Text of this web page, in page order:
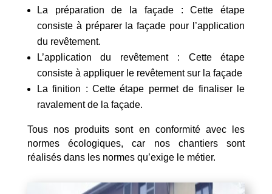
La préparation de la façade : Cette étape
consiste à préparer la façade pour l’application
du revêtement.
L’application du revêtement : Cette étape
consiste à appliquer le revêtement sur la façade
La finition : Cette étape permet de finaliser le
ravalement de la façade.
Tous nos produits sont en conformité avec les
normes écologiques, car nos chantiers sont
réalisés dans les normes qu’exige le métier.